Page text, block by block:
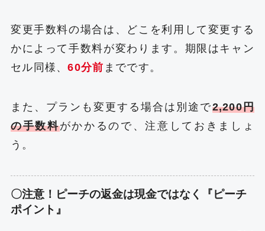
変更手数料の場合は、どこを利用して変更する
かによって手数料が変わります。期限はキャン
セル同様、60分前 までです。
また、プランも変更する場合は別途で2,200円
の手数料がかかるので、注意しておきましょ
う。
〇注意！ピーチの返金は現金ではなく『ピーチ
ポイント』